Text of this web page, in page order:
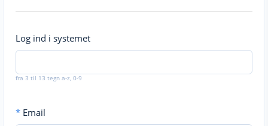
Log ind i systemet
fra 3 til 13 tegn a-z, 0-9
* Email